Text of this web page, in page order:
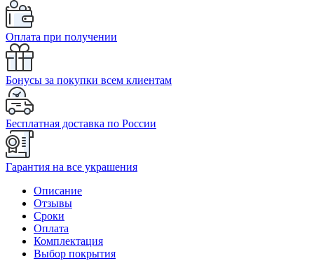
Оплата при получении
Бонусы за покупки всем клиентам
Бесплатная доставка по России
Гарантия на все украшения
Описание
Отзывы
Сроки
Оплата
Комплектация
Выбор покрытия